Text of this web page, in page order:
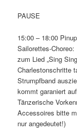
PAUSE
15:00 – 18:00
Sailorettes-Choreo:
zum Lied „Sing
Charlestonschritte
Strumpfband
kommt garaniert
Tänzerische
Accessoires bitte
nur angedeutet!)